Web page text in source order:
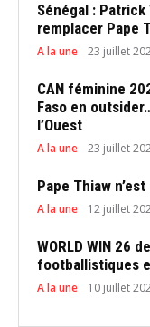
Sénégal :
remplacer Pape
A la une 23 juillet
CAN féminine
Faso en
l’Ouest
A la une 23 juillet
Pape Thiaw
A la une 12 juillet
WORLD WIN 26
footballistiques
A la une 10 juillet